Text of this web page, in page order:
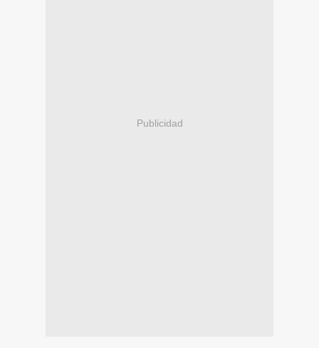
Publicidad